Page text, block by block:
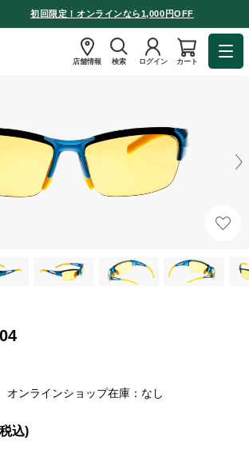
初回限定！オンラインなら1,000円OFF
店舗情報 検索 ログイン カート
オンラインショップ在庫：なし